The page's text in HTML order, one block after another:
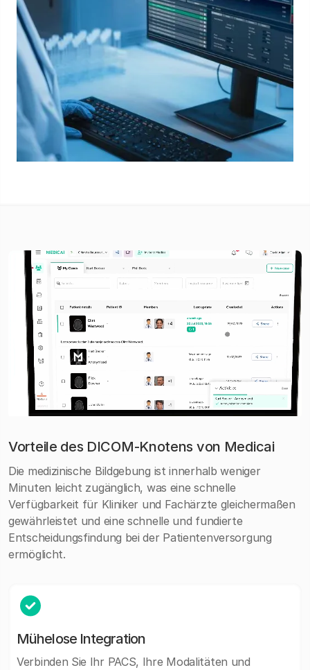
Vorteile des DICOM-Knotens von Medicai
Die medizinische Bildgebung ist innerhalb weniger
Minuten leicht zugänglich, was eine schnelle
Verfügbarkeit für Kliniker und Fachärzte gleichermaßen
gewährleistet und eine schnelle und fundierte
Entscheidungsfindung bei der Patientenversorgung
ermöglicht.
Mühelose Integration
Verbinden Sie Ihr PACS, Ihre Modalitäten und